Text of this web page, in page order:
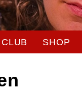
CLUB SHOP